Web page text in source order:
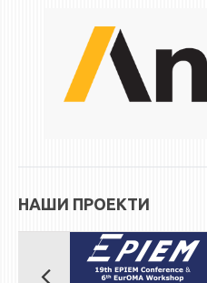
ЕКВИВАЛЕНЦИИ ОД СТАРИ
ОГЛАСНА ТАБЛА
БИБЛИОТЕКА
СТИПЕНДИИ/ПРАКСИ
СТИПЕНДИИ
НАШИ ПРОЕКТИ